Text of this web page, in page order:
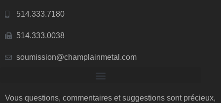
514.333.7180
514.333.0038
soumission@champlainmetal.com
Vous questions, commentaires et suggestions sont précieux,